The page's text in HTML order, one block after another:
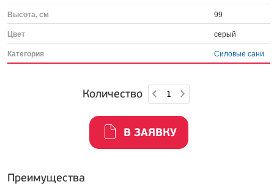
Высота, см 99
Цвет серый
Категория Силовые сани
Количество
В ЗАЯВКУ
Преимущества